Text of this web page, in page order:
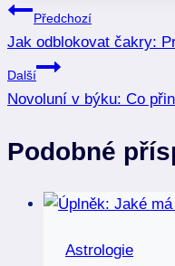
Navigace
pro
příspěvek
Předchozí
Jak odblokovat čakry:
Další
Novoluní v býku: Co
Podobné
Astrologie